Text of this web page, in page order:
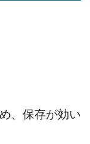
、保存が効い